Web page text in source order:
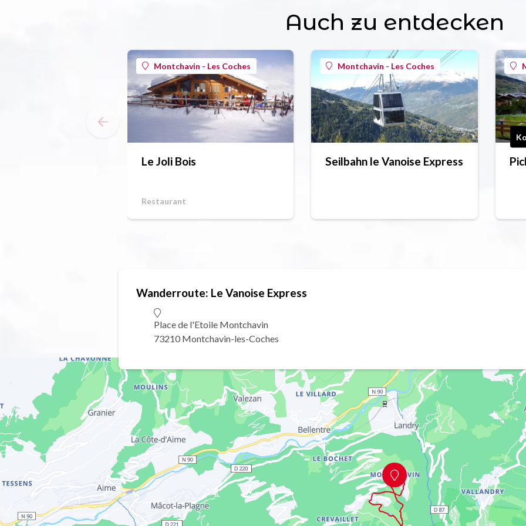
Auch zu entdecken
Montchavin - Les Coches
Le Joli Bois
Restaurant
Montchavin - Les Coches
Seilbahn le Vanoise Express
Wanderroute: Le Vanoise Express
Place de l'Etoile Montchavin
73210 Montchavin-les-Coches